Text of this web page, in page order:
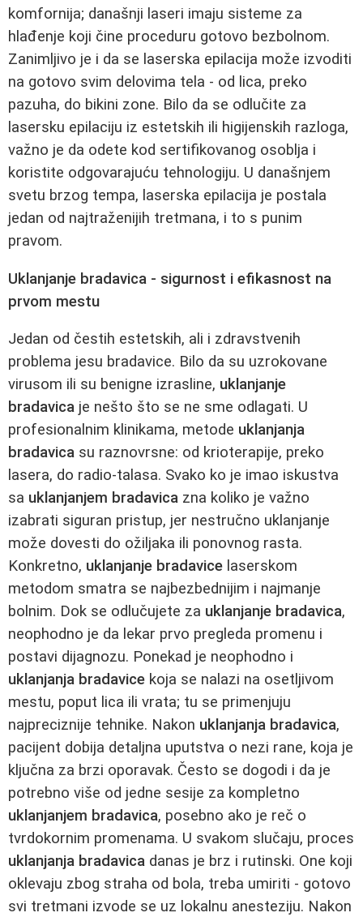
komfornija; današnji laseri imaju sisteme za
hlađenje koji čine proceduru gotovo bezbolnom.
Zanimljivo je i da se laserska epilacija može izvoditi
na gotovo svim delovima tela - od lica, preko
pazuha, do bikini zone. Bilo da se odlučite za
lasersku epilaciju iz estetskih ili higijenskih razloga,
važno je da odete kod sertifikovanog osoblja i
koristite odgovarajuću tehnologiju. U današnjem
svetu brzog tempa, laserska epilacija je postala
jedan od najtraženijih tretmana, i to s punim
pravom.
Uklanjanje bradavica - sigurnost i efikasnost na
prvom mestu
Jedan od čestih estetskih, ali i zdravstvenih
problema jesu bradavice. Bilo da su uzrokovane
virusom ili su benigne izrasline, uklanjanje
bradavica je nešto što se ne sme odlagati. U
profesionalnim klinikama, metode uklanjanja
bradavica su raznovrsne: od krioterapije, preko
lasera, do radio-talasa. Svako ko je imao iskustva
sa uklanjanjem bradavica zna koliko je važno
izabrati siguran pristup, jer nestručno uklanjanje
može dovesti do ožiljaka ili ponovnog rasta.
Konkretno, uklanjanje bradavice laserskom
metodom smatra se najbezbednijim i najmanje
bolnim. Dok se odlučujete za uklanjanje bradavica,
neophodno je da lekar prvo pregleda promenu i
postavi dijagnozu. Ponekad je neophodno i
uklanjanja bradavice koja se nalazi na osetljivom
mestu, poput lica ili vrata; tu se primenjuju
najpreciznije tehnike. Nakon uklanjanja bradavica,
pacijent dobija detaljna uputstva o nezi rane, koja je
ključna za brzi oporavak. Često se dogodi i da je
potrebno više od jedne sesije za kompletno
uklanjanjem bradavica, posebno ako je reč o
tvrdokornim promenama. U svakom slučaju, proces
uklanjanja bradavica danas je brz i rutinski. One koji
oklevaju zbog straha od bola, treba umiriti - gotovo
svi tretmani izvode se uz lokalnu anesteziju. Nakon